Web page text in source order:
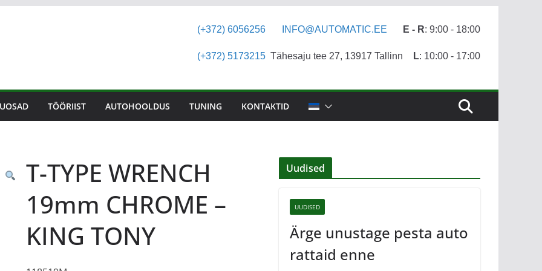
(+372) 6056256
(+372) 5173215
INFO@AUTOMATIC.EE
Tähesaju tee 27, 13917 Tallinn
E - R: 9:00 - 18:00
L: 10:00 - 17:00
TÖÖRIIST AUTOHOOLDUS TUNING KONTAKTID
T-TYPE WRENCH
19mm CHROME –
KING TONY
Uudised
UUDISED
Ärge unustage pesta auto
rattaid enne